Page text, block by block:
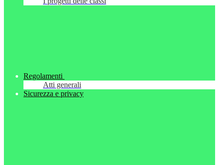
Regolamenti
Atti generali
Sicurezza e privacy